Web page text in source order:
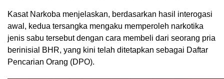
Kasat Narkoba menjelaskan, berdasarkan hasil interogasi
awal, kedua tersangka mengaku memperoleh narkotika
jenis sabu tersebut dengan cara membeli dari seorang pria
berinisial BHR, yang kini telah ditetapkan sebagai Daftar
Pencarian Orang (DPO).